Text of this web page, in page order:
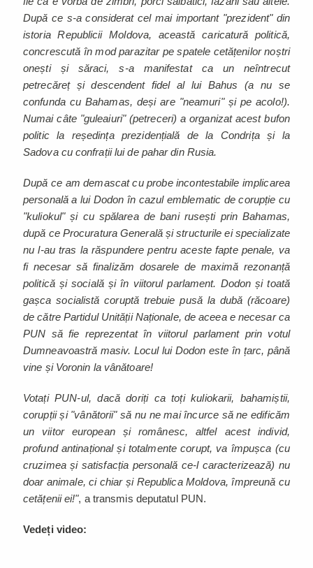
După ce s-a considerat cel mai important "prezident" din
istoria Republicii Moldova, această caricatură politică,
concrescută în mod parazitar pe spatele cetățenilor noștri
onești și săraci, s-a manifestat ca un neîntrecut
petrecăreț și descendent fidel al lui Bahus (a nu se
confunda cu Bahamas, deși are "neamuri" și pe acolo!).
Numai câte "guleaiuri" (petreceri) a organizat acest bufon
politic la reședința prezidențială de la Condrița și la
Sadova cu confrații lui de pahar din Rusia.
După ce am demascat cu probe incontestabile implicarea
personală a lui Dodon în cazul emblematic de corupție cu
"kuliokul" și cu spălarea de bani rusești prin Bahamas,
după ce Procuratura Generală și structurile ei specializate
nu l-au tras la răspundere pentru aceste fapte penale, va
fi necesar să finalizăm dosarele de maximă rezonanță
politică și socială și în viitorul parlament. Dodon și toată
gașca socialistă coruptă trebuie pusă la dubă (răcoare)
de către Partidul Unității Naționale, de aceea e necesar ca
PUN să fie reprezentat în viitorul parlament prin votul
Dumneavoastră masiv. Locul lui Dodon este în țarc, până
vine și Voronin la vânătoare!
Votați PUN-ul, dacă doriți ca toți kuliokarii, bahamiștii,
corupții și "vânătorii" să nu ne mai încurce să ne edificăm
un viitor european și românesc, altfel acest individ,
profund antinațional și totalmente corupt, va împușca (cu
cruzimea și satisfacția personală ce-l caracterizează) nu
doar animale, ci chiar și Republica Moldova, împreună cu
cetățenii ei!", a transmis deputatul PUN.
Vedeți video: